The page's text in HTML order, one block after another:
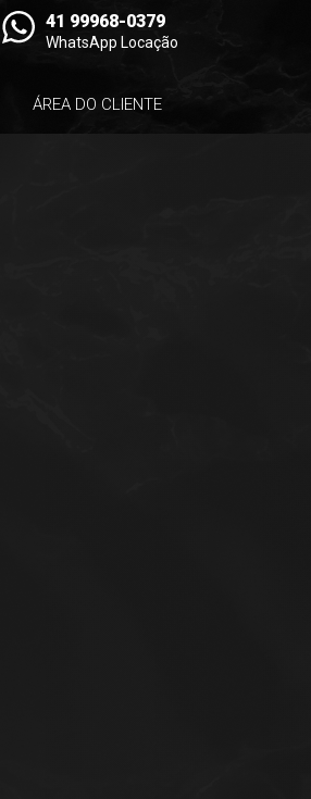
41 99968-0379
WhatsApp Locação
ÁREA DO CLIENTE